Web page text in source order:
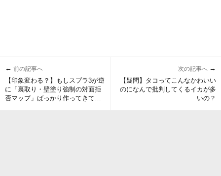
← 前の記事へ
【印象変わる？】もしスプラ3が逆
に「裏取り・壁塗り強制の対面拒
否マップ」ばっかり作ってきてた
次の記事へ →
【疑問】タコってこんなかわいい
のになんで批判してくるイカが多
いの？